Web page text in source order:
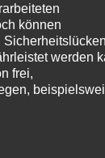
haben.
die Zeiten,
Wenn
Ihnen
können
Sicherheitslücken
werden
frei,